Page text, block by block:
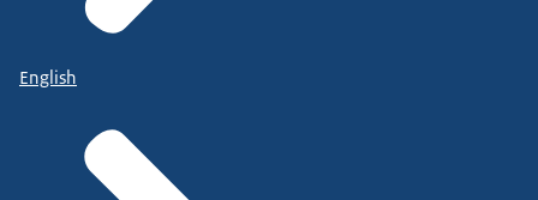
English